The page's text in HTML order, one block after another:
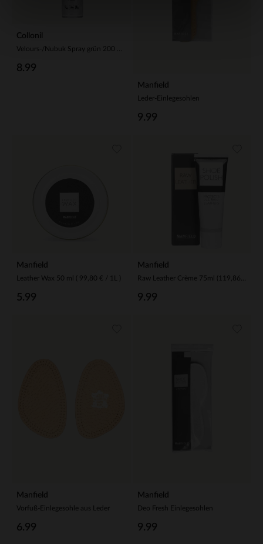
Collonil
8.99
Manfield
Leder-Einlegesohlen
9.99
Manfield
Leather Wax 50 ml ( 99,80 € / 1L )
5.99
Manfield
9.99
Manfield
Vorfuß-Einlegesohle aus Leder
6.99
Manfield
Deo Fresh Einlegesohlen
9.99